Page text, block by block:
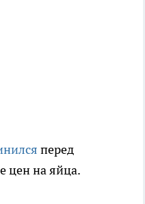
перед
цен на яйца.